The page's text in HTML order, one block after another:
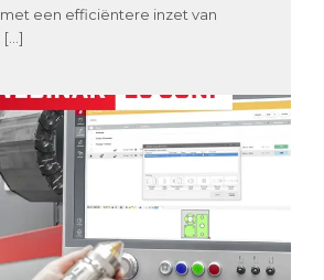
een efficiëntere inzet van
[…]